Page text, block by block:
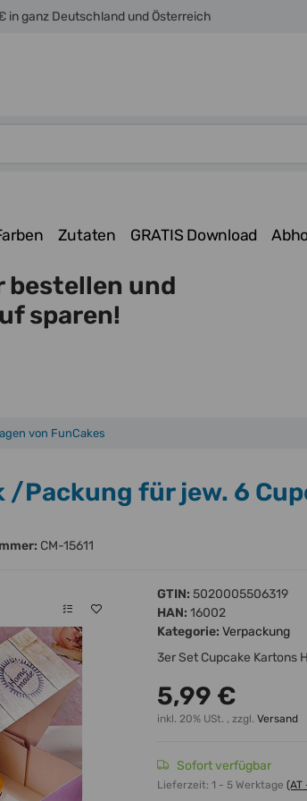
in ganz Deutschland und Österreich
Zutaten GRATIS Download
und
sparen!
von FunCakes
/Packung für jew. 6
CM-15611
GTIN: 5020005506319
HAN: 16002
Kategorie: Verpackung
3er Set Cupcake Kartons
5,99 €
inkl. 20% USt. , zzgl. Versand
Sofort verfügbar
Lieferzeit: 1 - 5 Werktage (AT